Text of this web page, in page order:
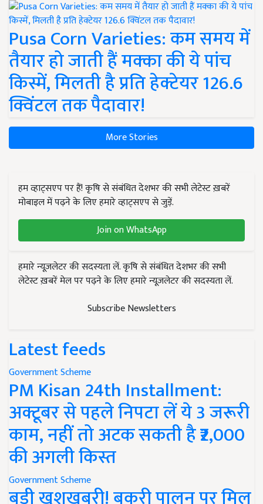
Pusa Corn Varieties: कम समय में
तैयार हो जाती हैं मक्का की ये पांच
किस्में, मिलती है प्रति हेक्टेयर 126.6
क्विंटल तक पैदावार!
More Stories
हम व्हाट्सएप पर हैं! कृषि से संबंधित देशभर की सभी लेटेस्ट ख़बरें
मोबाइल में पढ़ने के लिए हमारे व्हाट्सएप से जुड़ें.
Join on WhatsApp
हमारे न्यूज़लेटर की सदस्यता लें. कृषि से संबंधित देशभर की सभी
लेटेस्ट ख़बरें मेल पर पढ़ने के लिए हमारे न्यूज़लेटर की सदस्यता लें.
Subscribe Newsletters
Latest feeds
Government Scheme
PM Kisan 24th Installment:
अक्टूबर से पहले निपटा लें ये 3 जरूरी
काम, नहीं तो अटक सकती है ₹2,000
की अगली किस्त
Government Scheme